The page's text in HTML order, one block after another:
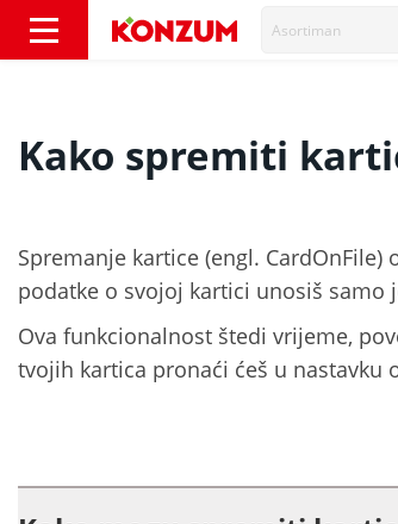
Asortiman
Kako spremiti
Spremanje kartice (engl.
podatke o svojoj kartici unosiš samo
Ova funkcionalnost štedi vrijeme,
tvojih kartica pronaći ćeš u nastavku